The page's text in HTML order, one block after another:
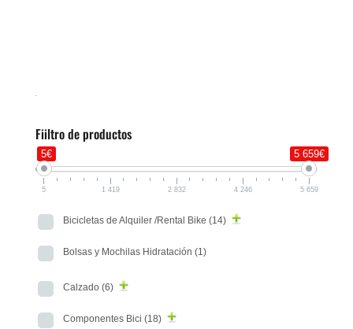
Fiiltro de productos
5€ 5 659€
5 1 419 2 832 4 246 5 659
Bicicletas de Alquiler /Rental Bike (14)
Bolsas y Mochilas Hidratación (1)
Calzado (6)
Componentes Bici (18)